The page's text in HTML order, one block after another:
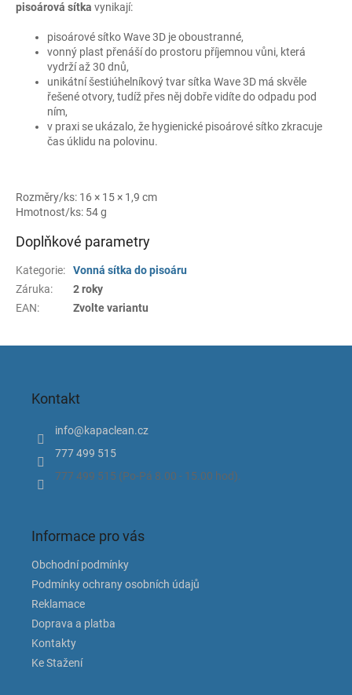
pisoárová sítka vynikají:
pisoárové sítko Wave 3D je oboustranné,
vonný plast přenáší do prostoru příjemnou vůni, která
vydrží až 30 dnů,
unikátní šestiúhelníkový tvar sítka Wave 3D má skvěle
řešené otvory, tudíž přes něj dobře vidíte do odpadu pod
ním,
v praxi se ukázalo, že hygienické pisoárové sítko zkracuje
čas úklidu na polovinu.
Rozměry/ks: 16 × 15 × 1,9 cm
Hmotnost/ks: 54 g
Doplňkové parametry
Kategorie:
Vonná sítka do pisoáru
Záruka:
2 roky
EAN: Zvolte variantu
Kontakt
info@kapaclean.cz
777 499 515
777 499 515 (Po-Pá 8.00 - 15.00 hod).
Informace pro vás
Obchodní podmínky
Podmínky ochrany osobních údajů
Reklamace
Doprava a platba
Kontakty
Ke Stažení